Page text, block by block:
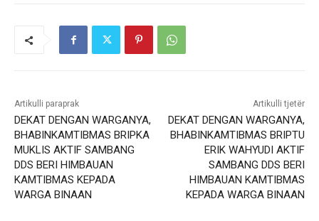
Artikulli paraprak
DEKAT DENGAN WARGANYA,
BHABINKAMTIBMAS BRIPKA
MUKLIS AKTIF SAMBANG
DDS BERI HIMBAUAN
KAMTIBMAS KEPADA
WARGA BINAAN
Artikulli tjetër
DEKAT DENGAN WARGANYA,
BHABINKAMTIBMAS BRIPTU
ERIK WAHYUDI AKTIF
SAMBANG DDS BERI
HIMBAUAN KAMTIBMAS
KEPADA WARGA BINAAN